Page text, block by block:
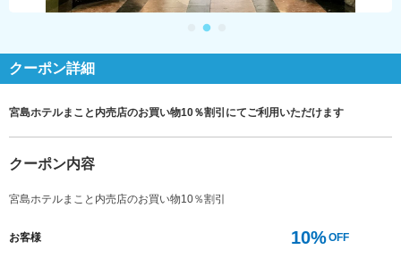
クーポン詳細
宮島ホテルまこと内売店のお買い物10％割引にてご利用いただけます
クーポン内容
宮島ホテルまこと内売店のお買い物10％割引
お客様 10%OFF